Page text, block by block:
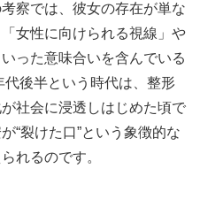
察では、彼女の存在が単な
女性に向けられる視線」や
った意味合いを含んでいる
後半という時代は、整形
社会に浸透しはじめた頃で
“裂けた口”という象徴的な
れるのです。